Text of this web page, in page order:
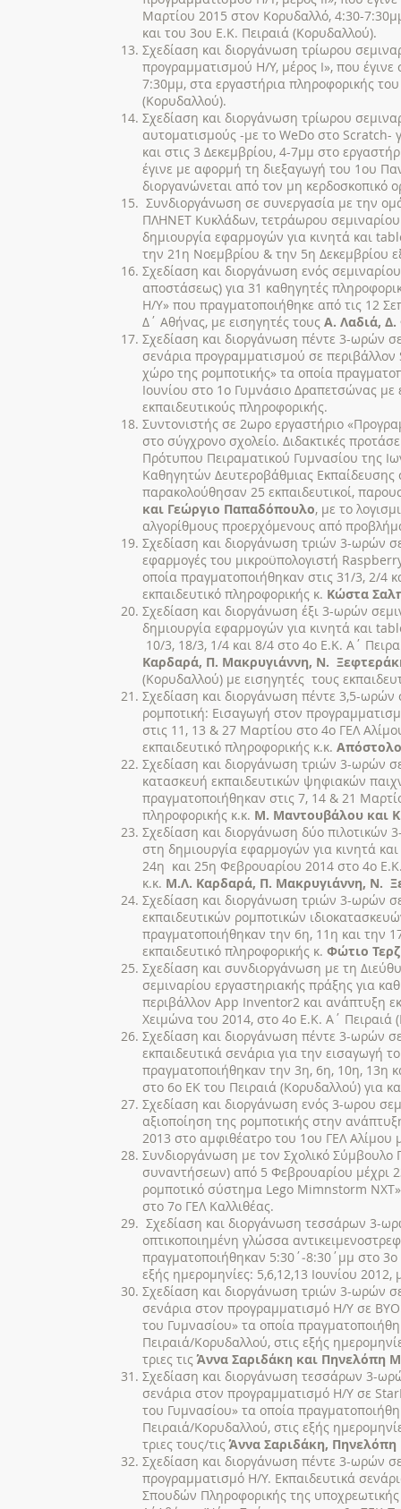
Μαρτίου 2015 στον Κορυδαλλό, 4:30-
και του 3ου Ε.Κ. Πειραιά (Κορυδαλλού).
Σχεδίαση και διοργάνωση τρίωρου
προγραμματισμού Η/Υ, μέρος Ι», που
7:30μμ, στα εργαστήρια πληροφορικής
(Κορυδαλλού).
Σχεδίαση και διοργάνωση τρίωρου
αυτοματισμούς -με το WeDo στο Scratch-
και στις 3 Δεκεμβρίου, 4-7μμ στο
έγινε με αφορμή τη διεξαγωγή του 1ου
διοργανώνεται από τον μη κερδοσκοπικό
Συνδιοργάνωση σε συνεργασία με την
ΠΛΗΝΕΤ Κυκλάδων, τετράωρου
δημιουργία εφαρμογών για κινητά και
την 21η Νοεμβρίου & την 5η Δεκεμβρίου
Σχεδίαση και διοργάνωση ενός
αποστάσεως) για 31 καθηγητές
Η/Υ» που πραγματοποιήθηκε από τις 12
Δ΄ Αθήνας, με εισηγητές τους Α. Λαδιά,
Σχεδίαση και διοργάνωση πέντε 3-ωρών
σενάρια προγραμματισμού σε
χώρο της ρομποτικής» τα οποία
Ιουνίου στο 1ο Γυμνάσιο Δραπετσώνας
εκπαιδευτικούς πληροφορικής.
Συντονιστής σε 2ωρο εργαστήριο
στο σύγχρονο σχολείο. Διδακτικές
Πρότυπου Πειραματικού Γυμνασίου της
Καθηγητών Δευτεροβάθμιας
παρακολούθησαν 25 εκπαιδευτικοί,
και Γεώργιο Παπαδόπουλο, με το
αλγορίθμους προερχόμενους από
Σχεδίαση και διοργάνωση τριών 3-ωρών
εφαρμογές του μικροϋπολογιστή
οποία πραγματοποιήθηκαν στις 31/3, 2/4
εκπαιδευτικό πληροφορικής κ. Κώστα
Σχεδίαση και διοργάνωση έξι 3-ωρών
δημιουργία εφαρμογών για κινητά και
10/3, 18/3, 1/4 και 8/4 στο 4ο Ε.Κ. Α΄
Καρδαρά, Π. Μακρυγιάννη, Ν.
(Κορυδαλλού) με εισηγητές τους
Σχεδίαση και διοργάνωση πέντε 3,5-ωρών
ρομποτική: Εισαγωγή στον
στις 11, 13 & 27 Μαρτίου στο 4ο ΓΕΛ
εκπαιδευτικό πληροφορικής κ.κ.
Σχεδίαση και διοργάνωση τριών 3-ωρών
κατασκευή εκπαιδευτικών ψηφιακών
πραγματοποιήθηκαν στις 7, 14 & 21
πληροφορικής κ.κ. Μ. Μαντουβάλου και
Σχεδίαση και διοργάνωση δύο πιλοτικών
στη δημιουργία εφαρμογών για κινητά
24η και 25η Φεβρουαρίου 2014 στο 4ο
κ.κ. Μ.Λ. Καρδαρά, Π. Μακρυγιάννη, Ν.
Σχεδίαση και διοργάνωση τριών 3-ωρών
εκπαιδευτικών ρομποτικών
πραγματοποιήθηκαν την 6η, 11η και την
εκπαιδευτικό πληροφορικής κ. Φώτιο
Σχεδίαση και συνδιοργάνωση με τη
σεμιναρίου εργαστηριακής πράξης για
περιβάλλον App Inventor2 και ανάπτυξη
Χειμώνα του 2014, στο 4ο Ε.Κ. Α΄ Πειραιά
Σχεδίαση και διοργάνωση πέντε 3-ωρών
εκπαιδευτικά σενάρια για την εισαγωγή
πραγματοποιήθηκαν την 3η, 6η, 10η, 13η
στο 6ο ΕΚ του Πειραιά (Κορυδαλλού) για
Σχεδίαση και διοργάνωση ενός 3-ωρου
αξιοποίηση της ρομποτικής στην
2013 στο αμφιθέατρο του 1ου ΓΕΛ Αλίμου
Συνδιοργάνωση με τον Σχολικό
συναντήσεων) από 5 Φεβρουαρίου μέχρι
ρομποτικό σύστημα Lego Mimnstorm ΝΧΤ»
στο 7ο ΓΕΛ Καλλιθέας.
Σχεδίαση και διοργάνωση τεσσάρων 3-
οπτικοποιημένη γλώσσα
πραγματοποιήθηκαν 5:30΄‐8:30΄μμ στο
εξής ημερομηνίες: 5,6,12,13 Ιουνίου 2012,
Σχεδίαση και διοργάνωση τριών 3-ωρών
σενάρια στον προγραμματισμό Η/Υ σε
του Γυμνασίου» τα οποία
Πειραιά/Κορυδαλλού, στις εξής
τριες τιςΆννα Σαριδάκη και Πηνελόπη
Σχεδίαση και διοργάνωση τεσσάρων 3-
σενάρια στον προγραμματισμό Η/Υ σε
του Γυμνασίου» τα οποία
Πειραιά/Κορυδαλλού, στις εξής
τριες τους/τιςΆννα Σαριδάκη,
Σχεδίαση και διοργάνωση πέντε 3-ωρών
προγραμματισμό Η/Υ. Εκπαιδευτικά
Σπουδών Πληροφορικής της